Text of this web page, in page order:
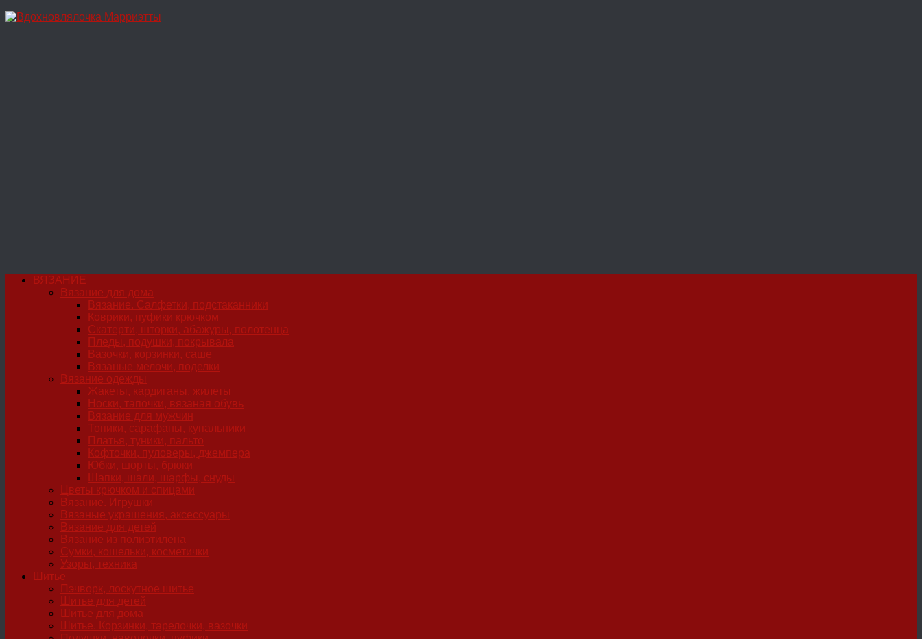
Перейти
ВЯЗАНИЕ
Вязание для дома
Вязание. Салфетки, подстаканники
Коврики, пуфики крючком
Скатерти, шторки, абажуры, полотенца
Пледы, подушки, покрывала
Вазочки, корзинки, саше
Вязаные мелочи, поделки
Вязание одежды
Жакеты, кардиганы, жилеты
Носки, тапочки, вязаная обувь
Вязание для мужчин
Топики, сарафаны, купальники
Платья, туники, пальто
Кофточки, пуловеры, джемпера
Юбки, шорты, брюки
Шапки, шали, шарфы, снуды
Цветы крючком и спицами
Вязание. Игрушки
Вязаные украшения, аксессуары
Вязание для детей
Вязание из полиэтилена
Сумки, кошельки, косметички
Узоры, техника
Шитье
Пэчворк, лоскутное шитье
Шитье для детей
Шитье для дома
Шитье. Корзинки, тарелочки, вазочки